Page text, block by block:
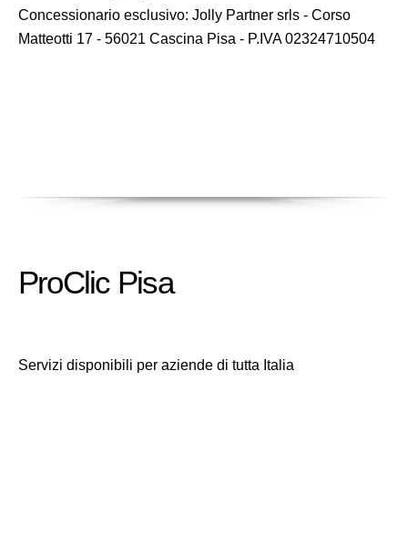
Concessionario esclusivo: Jolly Partner srls - Corso
Matteotti 17 - 56021 Cascina Pisa - P.IVA 02324710504
ProClic Pisa
Servizi disponibili per aziende di tutta Italia